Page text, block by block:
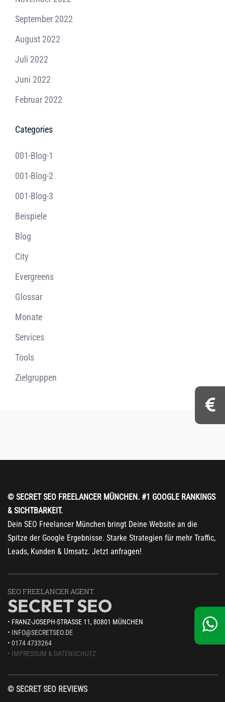
September 2022
August 2022
Juli 2022
Juni 2022
Februar 2022
Categories
001-Blog-1
001-Blog-2
001-Blog-3
Beispiele
Blog
City
Evergreens
Glossar
Monate
Services
Tools
Zielgruppen
© SECRET SEO FREELANCER MÜNCHEN. #1 GOOGLE RANKINGS
& SICHTBARKEIT.
Dein SEO Freelancer München bringt Deine Website an die
Spitze der Google Ergebnisse. Starke Strategien für mehr Traffic,
Leads, Kunden & Umsatz. Jetzt anfragen!
SEO FREELANCER AGENT.
SECRET SEO
• FRANZ-JOSEPH-STRASSE 11, 80801 MÜNCHEN
• INFO@SECRETSEO.DE
• 0174 4733264
• IMPRESSUM & DATENSCHUTZ
© SECRET SEO REVIEWS